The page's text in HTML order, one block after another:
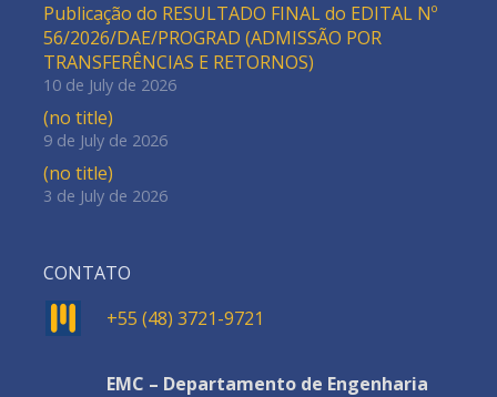
Publicação do RESULTADO FINAL do EDITAL Nº
56/2026/DAE/PROGRAD (ADMISSÃO POR
TRANSFERÊNCIAS E RETORNOS)
10 de July de 2026
(no title)
9 de July de 2026
(no title)
3 de July de 2026
CONTATO
+55 (48) 3721-9721
EMC – Departamento de Engenharia